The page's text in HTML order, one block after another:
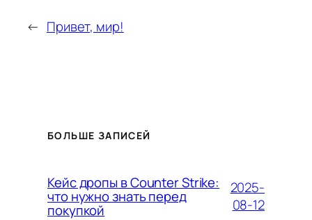
← Привет, мир!
БОЛЬШЕ ЗАПИСЕЙ
Кейс дропы в Counter Strike:
что нужно знать перед
покупкой
2025-
08-12